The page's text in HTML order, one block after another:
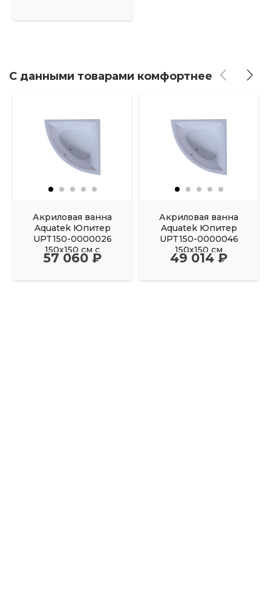
С данными товарами комфортнее
Акриловая ванна
Aquatek Юпитер
UPT150-0000026
150х150 см с
фронтальным
57 060 ₽
Акриловая ванна
Aquatek Юпитер
UPT150-0000046
150х150 см
49 014 ₽